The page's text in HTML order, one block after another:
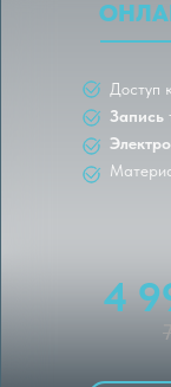
4
Доступ
Запись